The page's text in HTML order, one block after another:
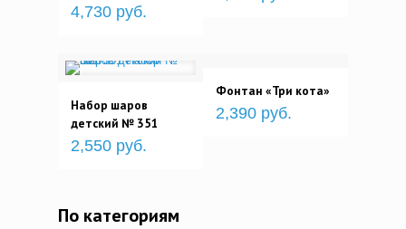
4,730 руб.
Набор шаров
детский № 351
2,550 руб.
Фонтан «Три кота»
2,390 руб.
По категориям